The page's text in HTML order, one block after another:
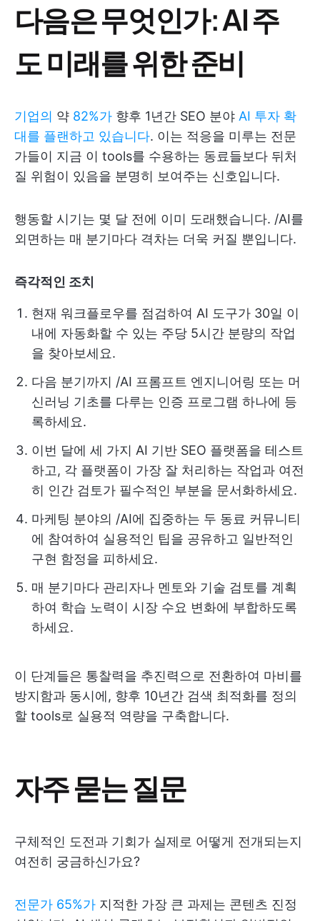
다음은 무엇인가: AI 주
도 미래를 위한 준비
기업의 약 82%가 향후 1년간 SEO 분야 AI 투자 확
대를 플랜하고 있습니다. 이는 적응을 미루는 전문
가들이 지금 이 tools를 수용하는 동료들보다 뒤처
질 위험이 있음을 분명히 보여주는 신호입니다.
행동할 시기는 몇 달 전에 이미 도래했습니다. /AI를
외면하는 매 분기마다 격차는 더욱 커질 뿐입니다.
즉각적인 조치
현재 워크플로우를 점검하여 AI 도구가 30일 이
내에 자동화할 수 있는 주당 5시간 분량의 작업
을 찾아보세요.
다음 분기까지 /AI 프롬프트 엔지니어링 또는 머
신러닝 기초를 다루는 인증 프로그램 하나에 등
록하세요.
이번 달에 세 가지 AI 기반 SEO 플랫폼을 테스트
하고, 각 플랫폼이 가장 잘 처리하는 작업과 여전
히 인간 검토가 필수적인 부분을 문서화하세요.
마케팅 분야의 /AI에 집중하는 두 동료 커뮤니티
에 참여하여 실용적인 팁을 공유하고 일반적인
구현 함정을 피하세요.
매 분기마다 관리자나 멘토와 기술 검토를 계획
하여 학습 노력이 시장 수요 변화에 부합하도록
하세요.
이 단계들은 통찰력을 추진력으로 전환하여 마비를
방지함과 동시에, 향후 10년간 검색 최적화를 정의
할 tools로 실용적 역량을 구축합니다.
자주 묻는 질문
구체적인 도전과 기회가 실제로 어떻게 전개되는지
여전히 궁금하신가요?
전문가 65%가 지적한 가장 큰 과제는 콘텐츠 진정